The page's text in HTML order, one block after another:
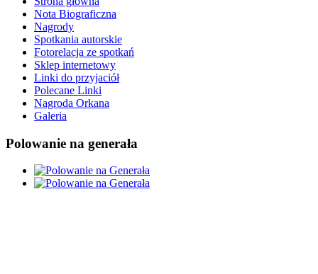
Nota Biograficzna
Nagrody
Spotkania autorskie
Fotorelacja ze spotkań
Sklep internetowy
Linki do przyjaciół
Polecane Linki
Nagroda Orkana
Galeria
Polowanie na generała